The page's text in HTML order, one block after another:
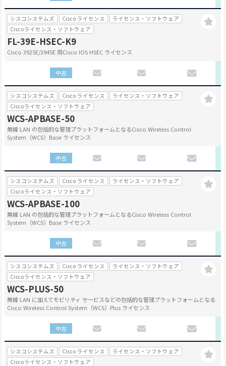
シスコシステムズ Cisco ライセンス
ライセンス・ソフトウェア
Ciscoライセンス・ソフトウェア
FL-39E-HSEC-K9
Cisco 3925E/3945E 用Cisco IOS HSEC ライセンス
中古
シスコシステムズ Cisco ライセンス
ライセンス・ソフトウェア
Ciscoライセンス・ソフトウェア
WCS-APBASE-50
無線 LAN の包括的な管理プラットフォームとなるCisco Wireless Control
System（WCS）Base ライセンス
中古
シスコシステムズ Cisco ライセンス
ライセンス・ソフトウェア
Ciscoライセンス・ソフトウェア
WCS-APBASE-100
無線 LAN の包括的な管理プラットフォームとなるCisco Wireless Control
System（WCS）Base ライセンス
中古
シスコシステムズ Cisco ライセンス
ライセンス・ソフトウェア
Ciscoライセンス・ソフトウェア
WCS-PLUS-50
無線 LAN に加えてモビリティ サービスなどの包括的な管理プラットフォームとなる
Cisco Wireless Control System（WCS）Plus ライセンス
中古
シスコシステムズ Cisco ライセンス
ライセンス・ソフトウェア
Ciscoライセンス・ソフトウェア